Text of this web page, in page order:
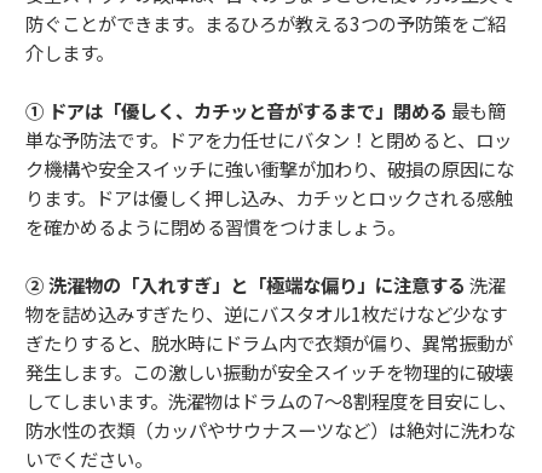
防ぐことができます。まるひろが教える3つの予防策をご紹
介します。
① ドアは「優しく、カチッと音がするまで」閉める 最も簡
単な予防法です。ドアを力任せにバタン！と閉めると、ロッ
ク機構や安全スイッチに強い衝撃が加わり、破損の原因にな
ります。ドアは優しく押し込み、カチッとロックされる感触
を確かめるように閉める習慣をつけましょう。
② 洗濯物の「入れすぎ」と「極端な偏り」に注意する 洗濯
物を詰め込みすぎたり、逆にバスタオル1枚だけなど少なす
ぎたりすると、脱水時にドラム内で衣類が偏り、異常振動が
発生します。この激しい振動が安全スイッチを物理的に破壊
してしまいます。洗濯物はドラムの7〜8割程度を目安にし、
防水性の衣類（カッパやサウナスーツなど）は絶対に洗わな
いでください。